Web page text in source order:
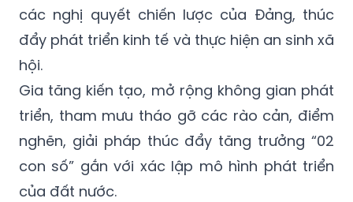
các nghị quyết chiến lược của Đảng, thúc
đẩy phát triển kinh tế và thực hiện an sinh xã
hội.
Gia tăng kiến tạo, mở rộng không gian phát
triển, tham mưu tháo gỡ các rào cản, điểm
nghẽn, giải pháp thúc đẩy tăng trưởng “02
con số” gắn với xác lập mô hình phát triển
của đất nước.